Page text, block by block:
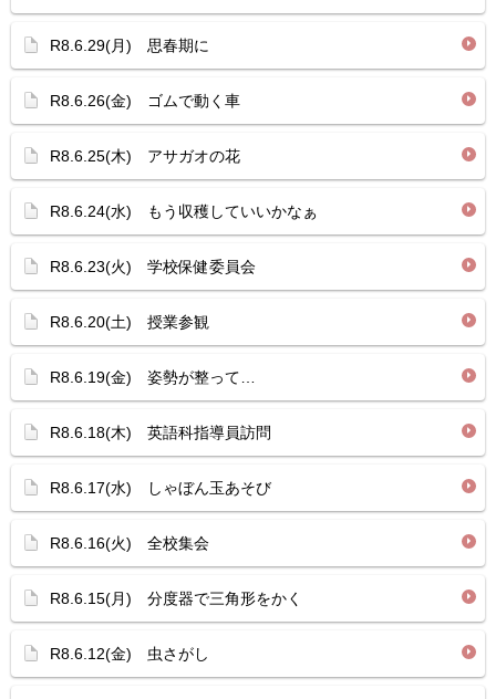
R8.6.29(月) 思春期に
R8.6.26(金) ゴムで動く車
R8.6.25(木) アサガオの花
R8.6.24(水) もう収穫していいかなぁ
R8.6.23(火) 学校保健委員会
R8.6.20(土) 授業参観
R8.6.19(金) 姿勢が整って…
R8.6.18(木) 英語科指導員訪問
R8.6.17(水) しゃぼん玉あそび
R8.6.16(火) 全校集会
R8.6.15(月) 分度器で三角形をかく
R8.6.12(金) 虫さがし